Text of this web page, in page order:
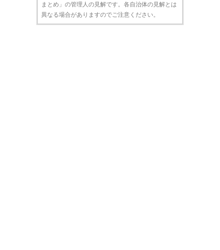
まとめ」の管理人の見解です。各自治体の見解とは
異なる場合がありますのでご注意ください。